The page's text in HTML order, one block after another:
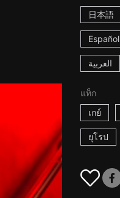
日本語
Español
العربية
แท็ก
เกย์
ยุโรป